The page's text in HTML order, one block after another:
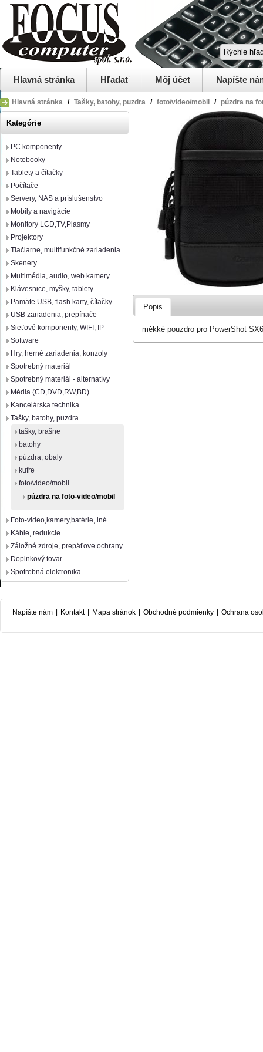
Hlavná stránka Hľadať Môj účet Napíšte
Hlavná stránka / Tašky, batohy, puzdra / foto/video/mobil / púzdra na
Kategórie
PC komponenty
Notebooky
Tablety a čítačky
Počítače
Servery, NAS a príslušenstvo
Mobily a navigácie
Monitory LCD,TV,Plasmy
Projektory
Tlačiarne, multifunkčné zariadenia
Skenery
Multimédia, audio, web kamery
Klávesnice, myšky, tablety
Pamäte USB, flash karty, čítačky
USB zariadenia, prepínače
Sieťové komponenty, WIFI, IP
Software
Hry, herné zariadenia, konzoly
Spotrebný materiál
Spotrebný materiál - alternatívy
Média (CD,DVD,RW,BD)
Kancelárska technika
Tašky, batohy, puzdra
tašky, brašne
batohy
púzdra, obaly
kufre
foto/video/mobil
púzdra na foto-video/mobil
Foto-video,kamery,batérie, iné
Káble, redukcie
Záložné zdroje, prepäťove ochrany
Doplnkový tovar
Spotrebná elektronika
Popis
měkké pouzdro pro PowerShot
Napíšte nám Kontakt Mapa stránok Obchodné podmienky Ochrana